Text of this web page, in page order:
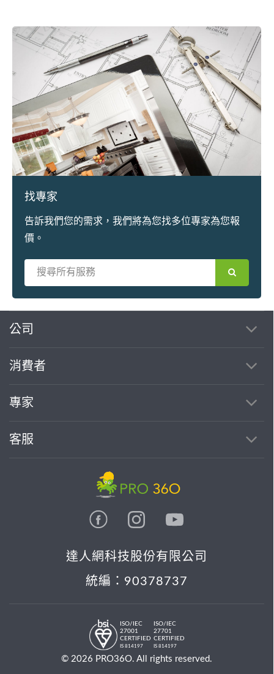
找專家
告訴我們您的需求，我們將為您找多位專家為您報
價。
公司
消費者
專家
客服
達人網科技股份有限公司
統編：90378737
ISO/IEC
27001
CERTIFIED
IS 814197
ISO/IEC
27701
CERTIFIED
IS 814197
© 2026 PRO36O. All rights reserved.
繼續完成